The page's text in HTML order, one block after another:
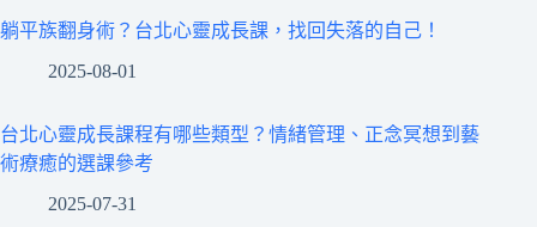
躺平族翻身術？台北心靈成長課，找回失落的自己！
2025-08-01
台北心靈成長課程有哪些類型？情緒管理、正念冥想到藝
術療癒的選課參考
2025-07-31